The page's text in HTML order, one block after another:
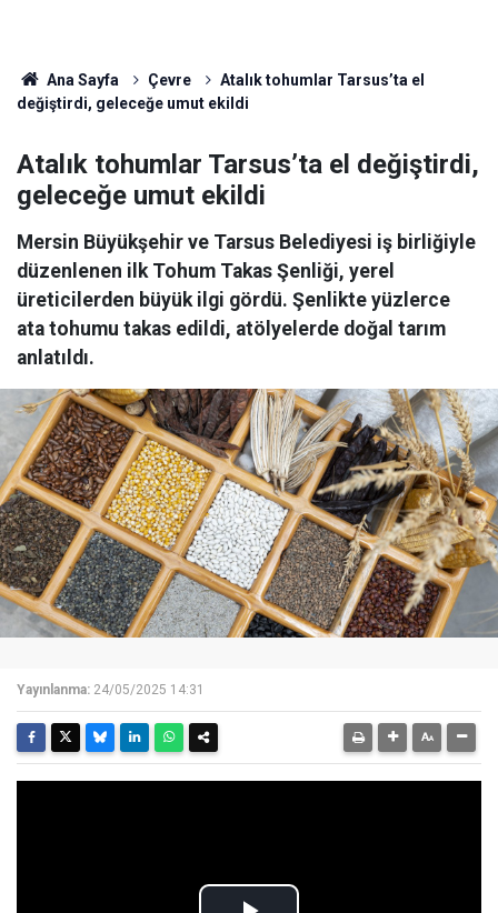
Ana Sayfa Çevre
Atalık tohumlar Tarsus’ta el
değiştirdi, geleceğe umut ekildi
Atalık tohumlar Tarsus’ta el değiştirdi,
geleceğe umut ekildi
Mersin Büyükşehir ve Tarsus Belediyesi iş birliğiyle
düzenlenen ilk Tohum Takas Şenliği, yerel
üreticilerden büyük ilgi gördü. Şenlikte yüzlerce
ata tohumu takas edildi, atölyelerde doğal tarım
anlatıldı.
Yayınlanma: 24/05/2025 14:31